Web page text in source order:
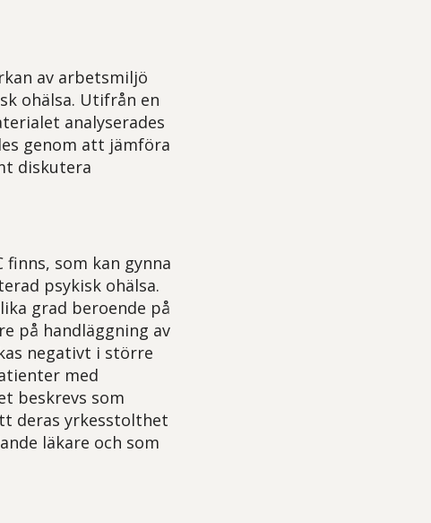
av arbetsmiljö
ohälsa. Utifrån en
analyserades
genom att jämföra
diskutera
som kan gynna
psykisk ohälsa.
grad beroende på
på handläggning av
negativt i större
med
beskrevs som
deras yrkesstolthet
läkare och som